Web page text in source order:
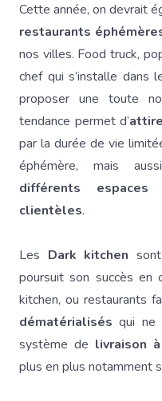
Cette année, on devrait
restaurants
nos villes. Food truck,
chef qui s’installe dans
proposer une toute
tendance permet d’
par la durée de vie
éphémère, mais
différents espaces
clientèles.
Les Dark kitchen
poursuit son succès en
kitchen, ou restaurants
dématérialisésqui ne
système de livraison
plus en plus notamment